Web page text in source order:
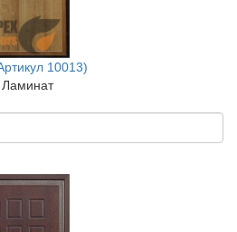
10013)
Ламинат